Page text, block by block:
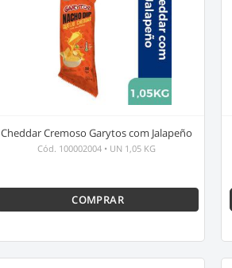
Cheddar Cremoso Garytos com Jalapeño
Cód. 100002004 • UN 1,05 KG
COMPRAR